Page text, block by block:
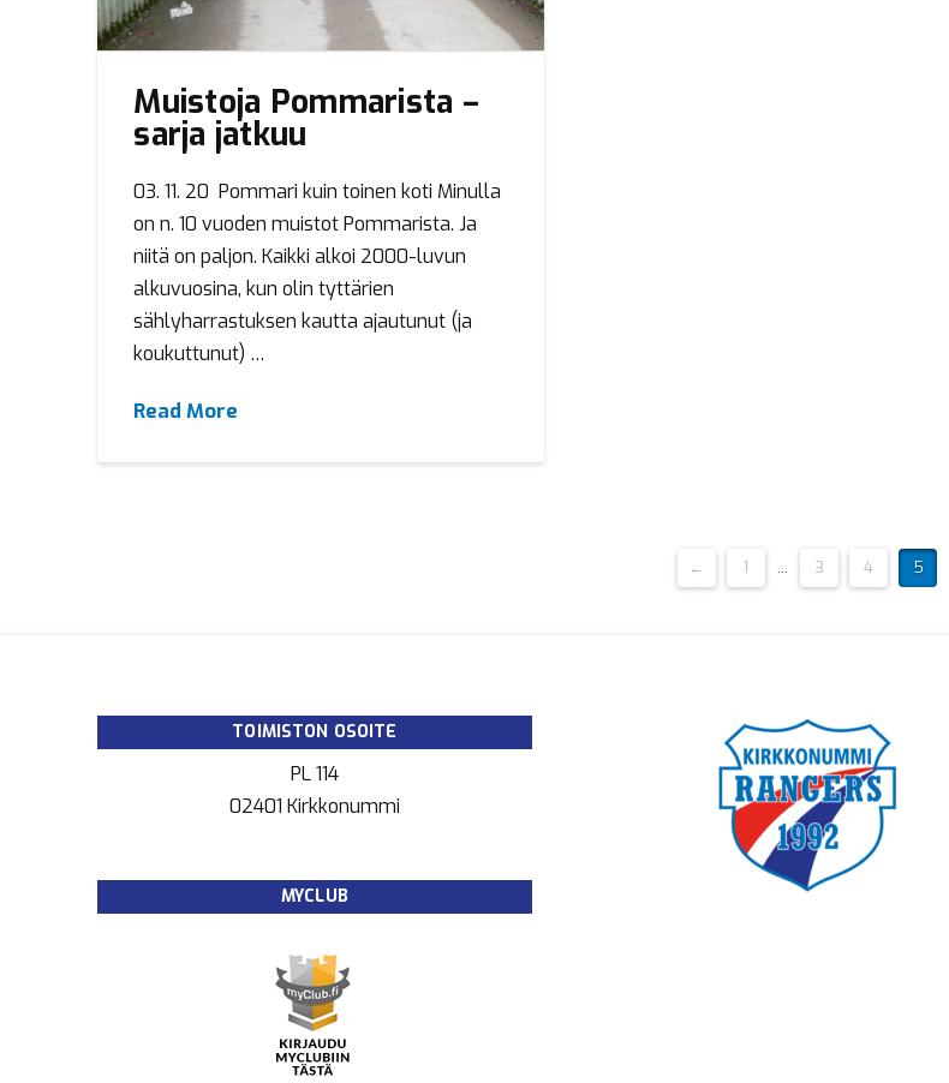
Muistoja Pommarista –
sarja jatkuu
03. 11. 20 Pommari kuin toinen koti Minulla
on n. 10 vuoden muistot Pommarista. Ja
niitä on paljon. Kaikki alkoi 2000-luvun
alkuvuosina, kun olin tyttärien
sählyharrastuksen kautta ajautunut (ja
koukuttunut) …
Read More
← 1 ... 3 4 5
TOIMISTON OSOITE
PL 114
02401 Kirkkonummi
MYCLUB